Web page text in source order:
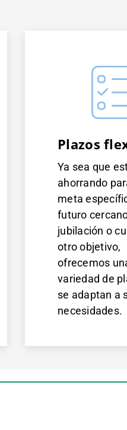
Plazos
Ya sea que
ahorrando
meta
futuro
jubilación o
otro objetivo,
ofrecemos
variedad de
se adaptan a
necesidades.